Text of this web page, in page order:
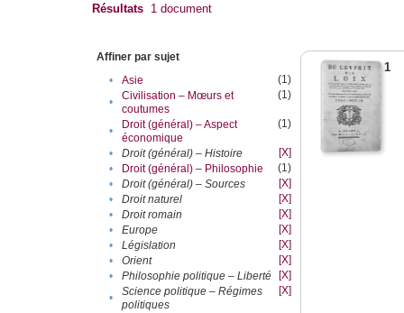
Résultats 1 document
Affiner par sujet
•
Asie
(1)
•
Civilisation – Mœurs et
coutumes
(1)
•
Droit (général) – Aspect
économique
(1)
• Droit (général) – Histoire
[X]
•
Droit (général) – Philosophie
(1)
•
Droit (général) – Sources
[X]
•
Droit naturel
[X]
•
Droit romain
[X]
•
Europe
[X]
•
Législation
[X]
•
Orient
[X]
•
Philosophie politique – Liberté
[X]
•
Science politique – Régimes
politiques
[X]
1